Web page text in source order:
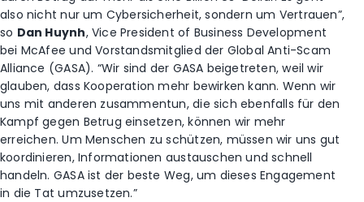
also nicht nur um Cybersicherheit, sondern um Vertrauen”,
so Dan Huynh, Vice President of Business Development
bei McAfee und Vorstandsmitglied der Global Anti-Scam
Alliance (GASA). “Wir sind der GASA beigetreten, weil wir
glauben, dass Kooperation mehr bewirken kann. Wenn wir
uns mit anderen zusammentun, die sich ebenfalls für den
Kampf gegen Betrug einsetzen, können wir mehr
erreichen. Um Menschen zu schützen, müssen wir uns gut
koordinieren, Informationen austauschen und schnell
handeln. GASA ist der beste Weg, um dieses Engagement
in die Tat umzusetzen.”